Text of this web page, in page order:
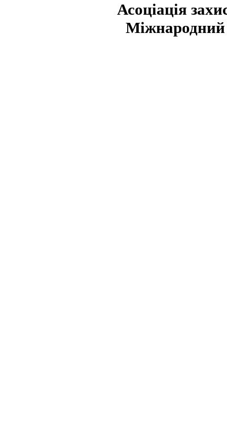
Асоціація